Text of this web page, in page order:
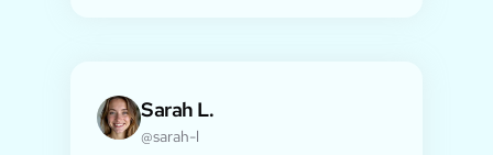
Sarah L.
@sarah-l